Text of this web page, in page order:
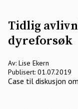
Tidlig
dyreforsøk
Av: Lise Ekern
Publisert: 01.07.2019
Case til diskusjon